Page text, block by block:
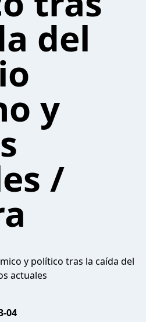
del
y
/
y político tras la caída del
actuales
04